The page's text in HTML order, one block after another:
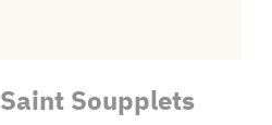
Soupplets